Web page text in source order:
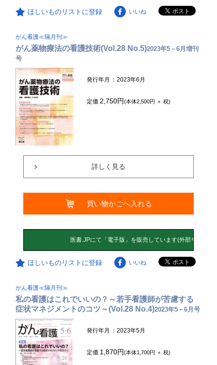
ほしいものリストに登録 いいね
がん看護≪隔月刊≫
がん薬物療法の看護技術(Vol.28 No.5)2023年5－6月増刊
号
発行年月 ：2023年6月
定価2,750円(本体2,500円 ＋ 税)
詳しく見る
買い物かごへ入れる
ほしいものリストに登録 いいね
がん看護≪隔月刊≫
私の看護はこれでいいの？～若手看護師が苦慮する
症状マネジメントのコツ～(Vol.28 No.4)2023年5－6月号
発行年月 ：2023年5月
定価 1,870円(本体1,700円 ＋ 税)